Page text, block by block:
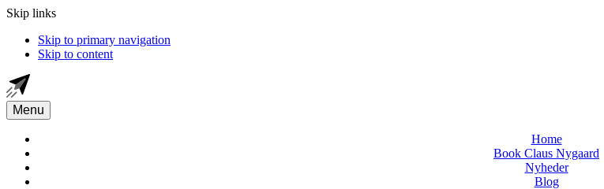
Skip links
Skip to primary navigation
Skip to content
Menu
Home
Book Claus Nygaard
Nyheder
Blog